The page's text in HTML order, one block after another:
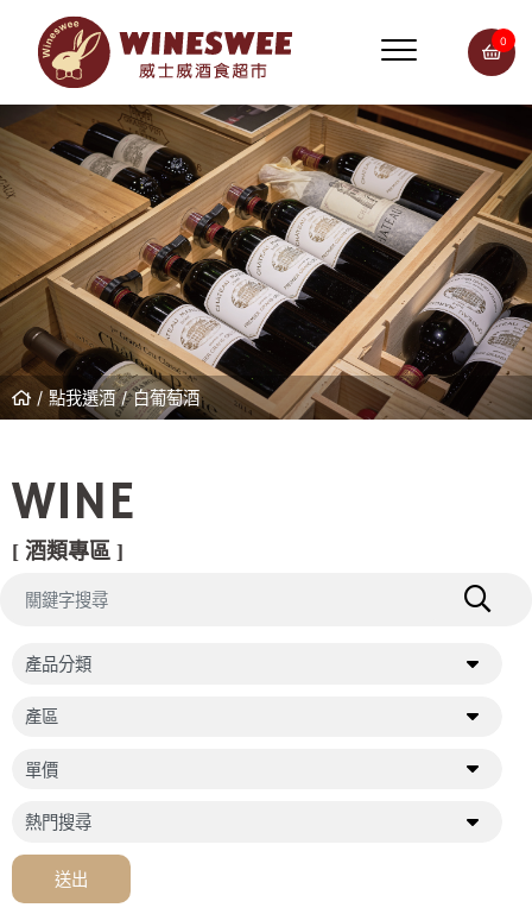
0
點我選酒 白葡萄酒
WINE
[ 酒類專區 ]
送出